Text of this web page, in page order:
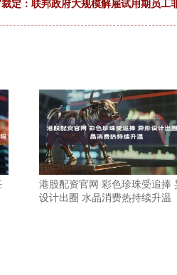
定：联邦政府大规模解雇试用期员工
港股配资官网 彩色珍珠受追捧
设计出圈 水晶消费热持续升温